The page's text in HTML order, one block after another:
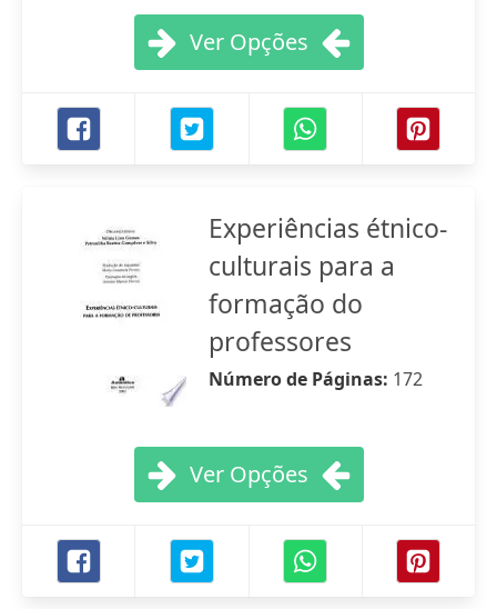
Ver Opções
Experiências étnico-
culturais para a
formação do
professores
Número de Páginas: 172
Ver Opções